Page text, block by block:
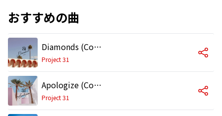
おすすめの曲
Diamonds (Cover)
Project 31
Apologize (Cover)
Project 31